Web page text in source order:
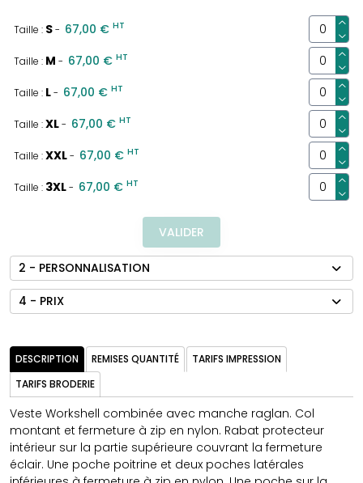
Taille : S- 67,00 € HT
Taille : M - 67,00 € HT
Taille : L- 67,00 € HT
Taille :XL- 67,00 € HT
Taille :XXL- 67,00 € HT
Taille : 3XL- 67,00 € HT
VALIDER
2 - PERSONNALISATION
4 - PRIX
DESCRIPTION REMISES QUANTITÉ
TARIFS IMPRESSION
TARIFS BRODERIE
Veste Workshell combinée avec manche raglan. Col
montant et fermeture à zip en nylon. Rabat protecteur
intérieur sur la partie supérieure couvrant la fermeture
éclair. Une poche poitrine et deux poches latérales